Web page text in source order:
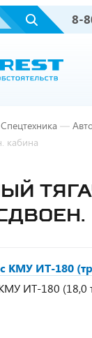
8-
Спецтехника —
кабина
КМУ ИТ-180
ИТ-180 (18,0